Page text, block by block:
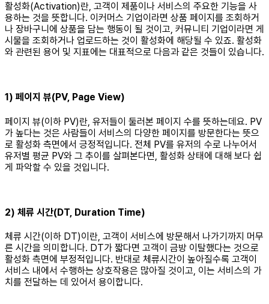
활성화(Activation)란, 고객이 제품이나 서비스의 주요한 기능을 사
용하는 것을 뜻합니다. 이커머스 기업이라면 상품 페이지를 조회하거
나 장바구니에 상품을 담는 행동이 될 것이고, 커뮤니티 기업이라면 게
시물을 조회하거나 업로드하는 것이 활성화에 해당될 수 있죠. 활성화
와 관련된 용어 및 지표에는 대표적으로 다음과 같은 것들이 있습니다.
1) 페이지 뷰(PV, Page View)
페이지 뷰(이하 PV)란, 유저들이 둘러본 페이지 수를 뜻하는데요. PV
가 높다는 것은 사람들이 서비스의 다양한 페이지를 방문한다는 뜻으
로 활성화 측면에서 긍정적입니다. 전체 PV를 유저의 수로 나누어서
유저별 평균 PV와 그 추이를 살펴본다면, 활성화 상태에 대해 보다 쉽
게 파악할 수 있을 것입니다.
2) 체류 시간(DT, Duration Time)
체류 시간(이하 DT)이란, 고객이 서비스에 방문해서 나가기까지 머무
른 시간을 의미합니다. DT가 짧다면 고객이 금방 이탈했다는 것으로
활성화 측면에 부정적입니다. 반대로 체류시간이 높아질수록 고객이
서비스 내에서 수행하는 상호작용은 많아질 것이고, 이는 서비스의 가
치를 전달하는 데 있어서 용이합니다.